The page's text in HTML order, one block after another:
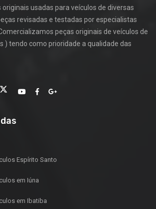
usadas para veículos de diversas
revisadas e testadas por especialistas
peças originais de veículos de
) tendo como prioridade a qualidade das
Espírito Santo
em Iúna
em Ibatiba